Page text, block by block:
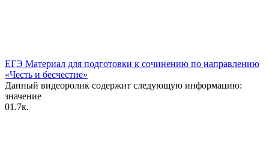
ЕГЭ Материал для подготовки к сочинению по направлению
«Честь и бесчестие»
Данный видеоролик содержит следующую информацию:
значение
01.7к.